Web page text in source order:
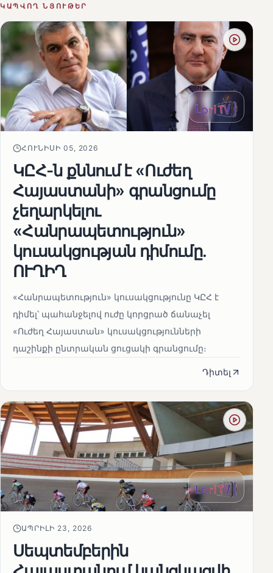
ԿԱՊՎՈՂ ՆՅՈՒԹԵՐ
ՀՈՒՆԻՍԻ 05, 2026
ԿԸՀ-ն քննում է «Ուժեղ
Հայաստանի» գրանցումը
չեղարկելու
«Հանրապետություն»
կուսակցության դիմումը.
ՈՒՂԻՂ
«Հանրապետություն» կուսակցությունը ԿԸՀ է
դիմել՝ պահանջելով ուժը կորցրած ճանաչել
«Ուժեղ Հայաստան» կուսակցությունների
դաշինքի ընտրական ցուցակի գրանցումը։
Դիտել
ԱՊՐԻԼԻ 23, 2026
Սեպտեմբերին